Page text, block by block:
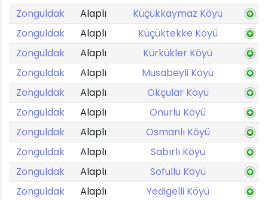
Zonguldak
Alaplı
Küçükkaymaz Köyü
Zonguldak
Alaplı
Küçüktekke Köyü
Zonguldak
Alaplı
Kürkükler Köyü
Zonguldak
Alaplı
Musabeyli Köyü
Zonguldak
Alaplı
Okçular Köyü
Zonguldak
Alaplı
Onurlu Köyü
Zonguldak
Alaplı
Osmanlı Köyü
Zonguldak
Alaplı
Sabırlı Köyü
Zonguldak
Alaplı
Sofullu Köyü
Zonguldak
Alaplı
Yedigelli Köyü